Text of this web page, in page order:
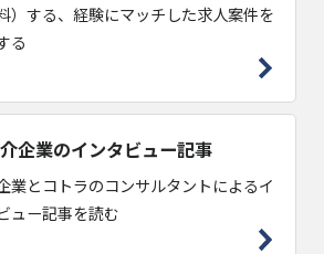
料）する、経験にマッチした求人案件を
る
企業のインタビュー記事
業とコトラのコンサルタントによるイ
ュー記事を読む